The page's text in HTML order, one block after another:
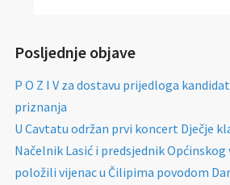
Posljednje objave
P O Z I V za dostavu prijedloga
priznanja
U Cavtatu održan prvi koncert Dječje
Načelnik Lasić i predsjednik Općinskog
položili vijenac u Čilipima povodom